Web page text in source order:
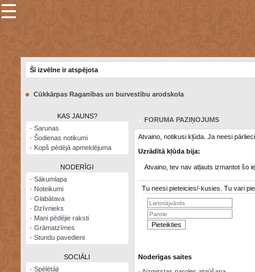
×
Šodienas
Visatcera
almanahs
☰
Šī izvēlne ir atspējota
● Cūkkārpas Raganības un burvestību arodskola
KAS JAUNS?
· Sarunas
· Šodienas notikumi
· Kopš pēdējā apmeklējuma
NODERĪGI
· Sākumlapa
· Noteikumi
· Glabātava
· Dzīvnieks
· Mani pēdējie raksti
· Grāmatzīmes
· Stundu pavedieni
SOCIĀLI
· Spēlētāji
FORUMA PAZIŅOJUMS
Atvaino, notikusi kļūda. Ja neesi
Uzrādītā kļūda bija:
Atvaino, tev nav atļauts izmantot šo
Tu neesi pieteicies/-kusies. Tu vari
Noderīgas saites